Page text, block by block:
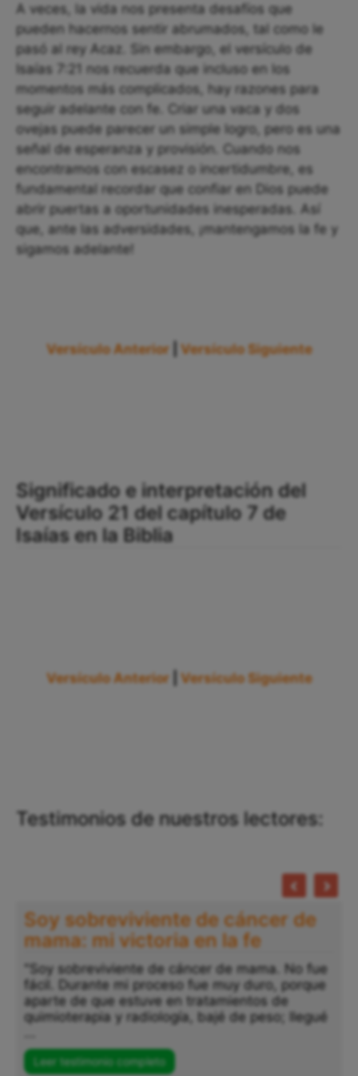
A veces, la vida nos presenta desafíos que
pueden hacernos sentir abrumados, tal como le
pasó al rey Acaz. Sin embargo, el versículo de
Isaías 7:21 nos recuerda que incluso en los
momentos más complicados, hay razones para
seguir adelante con fe. Criar una vaca y dos
ovejas puede parecer un simple logro, pero es una
señal de esperanza y provisión. Cuando nos
encontramos con escasez o incertidumbre, es
fundamental recordar que confiar en Dios puede
abrir puertas a oportunidades inesperadas. Así
que, ante las adversidades, ¡mantengamos la fe y
sigamos adelante!
Versículo Anterior Versículo Siguiente
Significado e interpretación del
Versículo 21 del capítulo 7 de
Isaías en la Biblia
Versículo Anterior Versículo Siguiente
Testimonios de nuestros lectores:
Soy sobreviviente de cáncer de
mama: mi victoria en la fe
"Soy sobreviviente de cáncer de mama. No fue
fácil. Durante mi proceso fue muy duro, porque
aparte de que estuve en tratamientos de
quimioterapia y radiología, bajé de peso; llegué
Leer testimonio completo